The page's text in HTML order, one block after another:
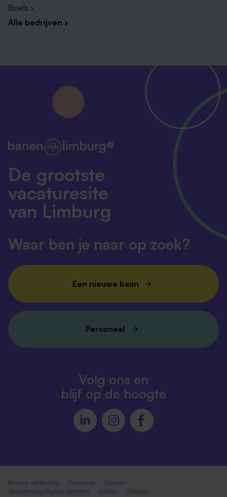
Boels ›
Alle bedrijven ›
De grootste
vacaturesite
van Limburg
Waar ben je naar op zoek?
Een nieuwe baan
Personeel
Volg ons en
blijf op de hoogte
Privacy-verklaring Disclaimer
Cookies
Verordening digitale diensten
Colofon Sitemap